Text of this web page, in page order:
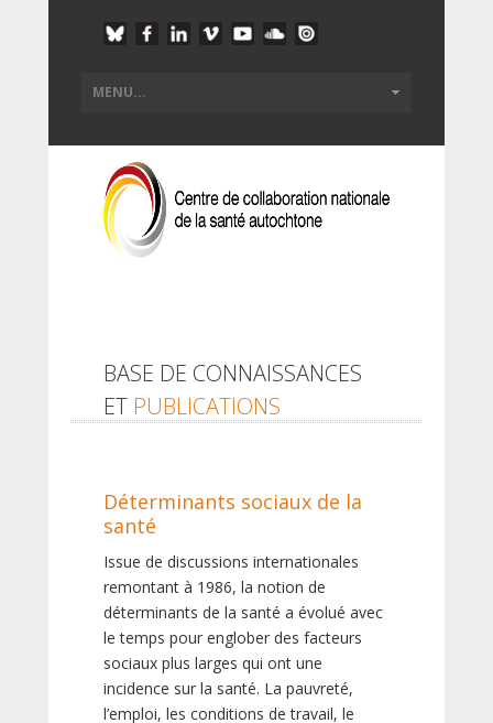
BASE DE CONNAISSANCES
ET PUBLICATIONS
Déterminants sociaux de la
santé
Issue de discussions internationales
remontant à 1986, la notion de
déterminants de la santé a évolué avec
le temps pour englober des facteurs
sociaux plus larges qui ont une
incidence sur la santé. La pauvreté,
l’emploi, les conditions de travail, le